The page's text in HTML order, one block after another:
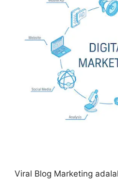
Viral Blog Marketing